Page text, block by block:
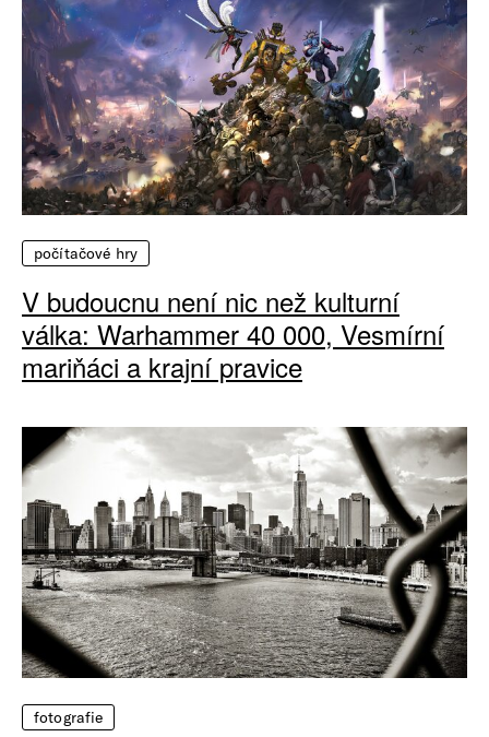
počítačové hry
V budoucnu není nic než kulturní
válka: Warhammer 40 000, Vesmírní
mariňáci a krajní pravice
fotografie